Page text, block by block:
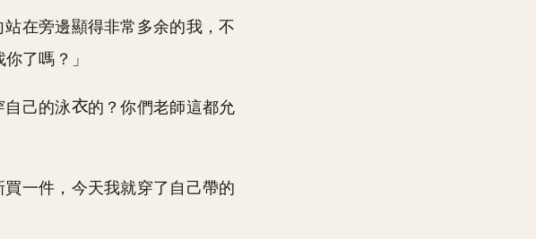
在旁邊顯得非常多余的我，不
了嗎？」
自己的泳
的？你們老師這都允
一件，今天我就穿了自己帶的